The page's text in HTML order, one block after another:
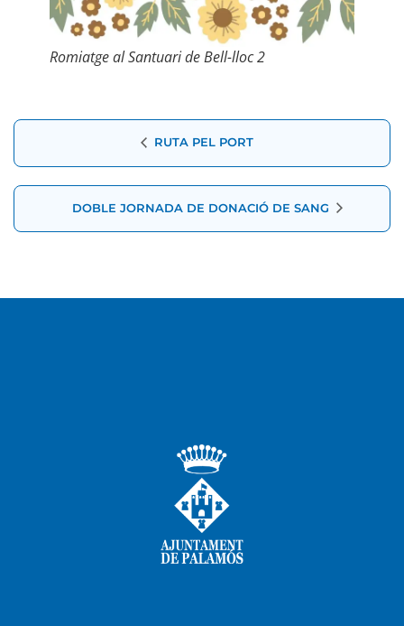
Romiatge al Santuari de Bell-lloc 2
Navegació
d'Esdeveniment
RUTA PEL PORT
DOBLE JORNADA DE DONACIÓ DE SANG